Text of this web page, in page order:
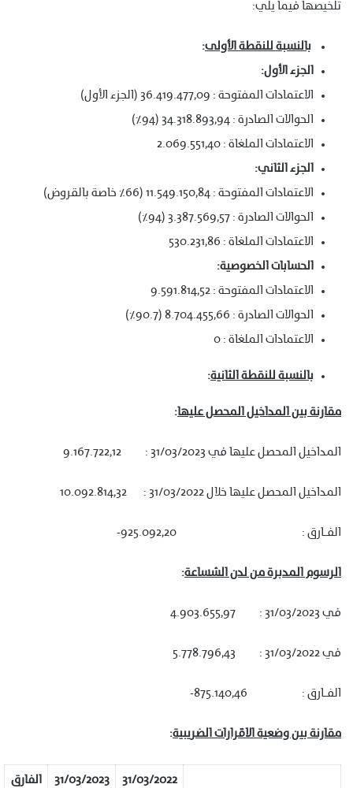
تلخيصها فيما يلي:
بالنسبة للنقطة الأولى:
الجزء الأول:
الاعتمادات المفتوحة : 36.419.477,09 (الجزء الأول)
الحوالات الصادرة : 34.318.893,94 (94٪)
الاعتمادات الملغاة : 2.069.551,40
الجزء الثاني:
الاعتمادات المفتوحة : 11.549.150,84 (66٪ خاصة بالقروض)
الحوالات الصادرة : 3.387.569,57 (94٪)
الاعتمادات الملغاة : 530.231,86
الحسابات الخصوصية:
الاعتمادات المفتوحة : 9.591.814,52
الحوالات الصادرة : 8.704.455,66 (90.7٪)
الاعتمادات الملغاة : 0
بالنسبة للنقطة الثانية:
مقارنة بين المداخيل المحصل عليها:
المداخيل المحصل عليها في 31/03/2023 : 9.167.722,12
المداخيل المحصل عليها خلال 31/03/2022 : 10.092.814,32
الفـارق : 925.092,20-
الرسوم المدبرة من لدن الشساعة:
في 31/03/2023 : 4.903.655,97
في 31/03/2022 : 5.778.796,43
الفـارق : 875.140,46-
مقارنة بين وضعية الاقرارات الضريبية:
31/03/2022
31/03/2023 الفارق